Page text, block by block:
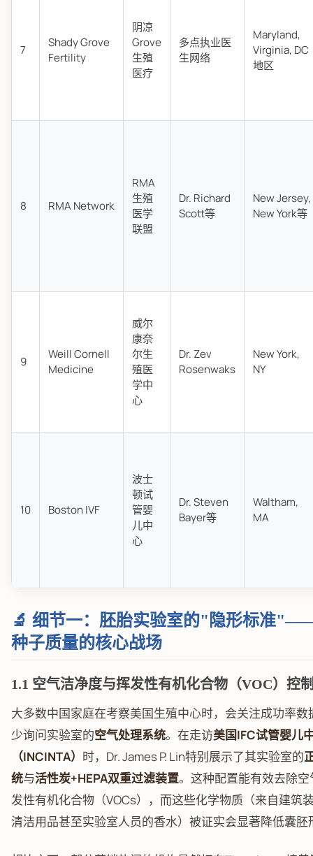
7
Shady Grove
Fertility
阴凉
Grove
生殖
医疗
多点执业医
生网络
Maryland,
Virginia, DC
地区
8 RMA Network
RMA
生殖
医学
联盟
Dr. Richard
Scott等
New Jersey,
New York等
9
Weill Cornell
Medicine
威尔
康奈
尔生
殖医
学中
心
Dr. Zev
Rosenwaks
New York,
NY
10 Boston IVF
波士
顿试
管婴
儿中
心
Dr. Steven
Bayer等
Waltham,
MA
🔬 细节一：胚胎实验室的"隐形标准
种子质量的核心战场
1.1 空气洁净度与挥发性有机化合物（VOC）控
大多数中国家庭在考察美国生殖中心时，会关注成功率数
少询问实验室的空气处理系统。在走访美国IFC试管婴儿
（INCINTA） 时，Dr. James P. Lin特别展示了其实验室的
统与活性炭+HEPA双重过滤装置。这种配置能有效去除
发性有机化合物（VOCs），而这些化学物质（来自建筑
清洁用品甚至实验室人员的香水）被证实会显著降低囊胚